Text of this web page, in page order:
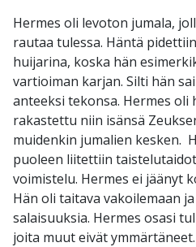
Hermes oli levoton jumala,
rautaa tulessa. Häntä
huijarina, koska hän
vartioiman karjan. Silti hän
anteeksi tekonsa. Hermes oli
rakastettu niin isänsä
muidenkin jumalien kesken.
puoleen liitettiin
voimistelu. Hermes ei jäänyt
Hän oli taitava vakoilemaan
salaisuuksia. Hermes osasi
joita muut eivät ymmärtäneet.